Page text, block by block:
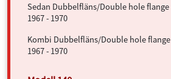
Sedan Dubbelfläns/Double hole flange
1967 - 1970
Kombi Dubbelfläns/Double hole flange
1967 - 1970